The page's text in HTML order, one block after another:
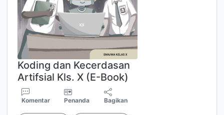
Koding dan Kecerdasan
Artifsial Kls. X (E-Book)
Komentar Penanda Bagikan